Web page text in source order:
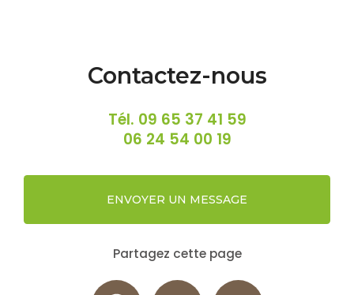
Contactez-nous
Tél. 09 65 37 41 59
06 24 54 00 19
ENVOYER UN MESSAGE
Partagez cette page
Facebook